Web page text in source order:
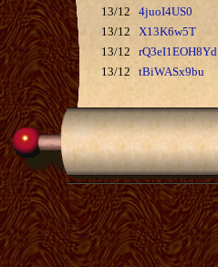
13/12 4juoI4US0
13/12 X13K6w5T
13/12 rQ3eI1EOH8Yd
13/12 tBiWASx9bu